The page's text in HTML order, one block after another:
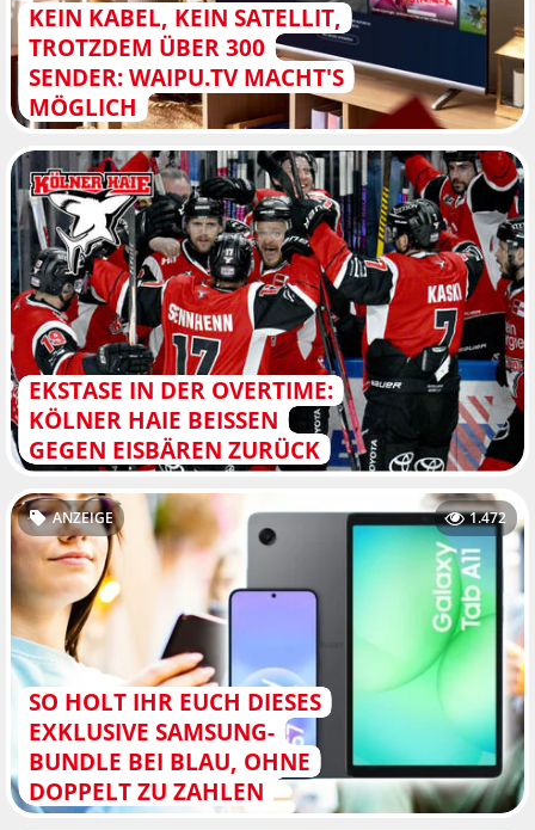
KEIN KABEL, KEIN SATELLIT,
TROTZDEM ÜBER 300
SENDER: WAIPU.TV MACHT'S
MÖGLICH
EKSTASE IN DER OVERTIME:
KÖLNER HAIE BEISSEN G
EGEN EISBÄREN ZURÜCK
SO HOLT IHR EUCH DIESES
EXKLUSIVE SAMSUNG-
BUNDLE BEI BLAU, OHNE
DOPPELT ZU ZAHLEN
ANZEIGE 1.472